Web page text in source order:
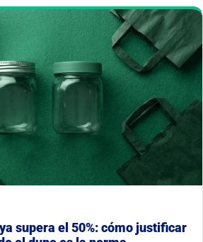
supera el 50%: cómo justificar